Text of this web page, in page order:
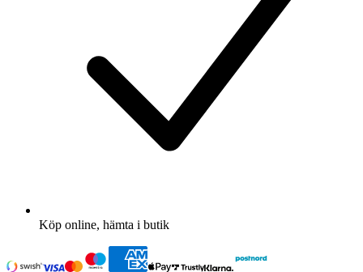
Köp online, hämta i butik